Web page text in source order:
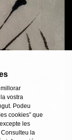
vostra
Podeu
cookies” que
les
la
vostra
Podeu
cookies” que
les
la